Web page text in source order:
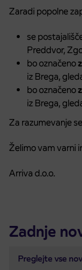
Zaradi popolne
se
Preddvor,
bo označeno
iz Brega,
bo označeno
iz Brega,
Za razumevanje
Želimo vam varni
Arriva d.o.o.
Zadnje
Preglejte vse